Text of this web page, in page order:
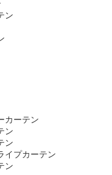
ン
カーテン
ン
ン
イプカーテン
ン